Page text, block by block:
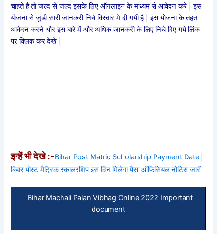
चाहते है तो जल्द से जल्द इसके लिए ऑनलाइन के माध्यम से आवेदन करे | इस
योजना से जुडी सारी जानकरी निचे विस्तार मे दी गयी है | इस योजना के तहत
आवेदन करने और इस बारे में और अधिक जानकरी के लिए निचे दिए गये लिंक
पर क्लिक कर देखे |
इन्हें भी देखे :-Bihar Post Matric Scholarship Payment Date |
बिहार पोस्ट मैट्रिक स्कालरशिप इस दिन मिलेगा पैसा ऑफिसियल नोटिस जारी
Bihar Machali Palan Vibhag Online 2022 Important
document